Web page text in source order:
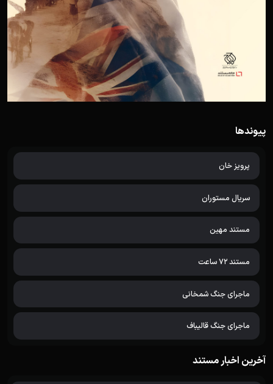
پیوندها
پرویز خان
سریال مستوران
مستند مهین
مستند 72 ساعت
ماجرای جنگ شمخانی
ماجرای جنگ قالیباف
آخرین اخبار مستند